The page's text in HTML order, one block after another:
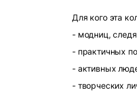
Для кого эта
- модниц,
- практичных
- активных
- творческих